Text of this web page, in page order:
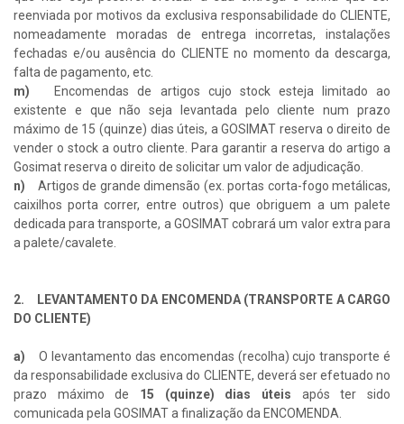
reenviada por motivos da exclusiva responsabilidade do CLIENTE,
nomeadamente moradas de entrega incorretas, instalações
fechadas e/ou ausência do CLIENTE no momento da descarga,
falta de pagamento, etc.
m)
Encomendas de artigos cujo stock esteja limitado ao
existente e que não seja levantada pelo cliente num prazo
máximo de 15 (quinze) dias úteis, a GOSIMAT reserva o direito de
vender o stock a outro cliente. Para garantir a reserva do artigo a
Gosimat reserva o direito de solicitar um valor de adjudicação.
n) Artigos de grande dimensão (ex. portas corta-fogo metálicas,
caixilhos porta correr, entre outros) que obriguem a um palete
dedicada para transporte, a GOSIMAT cobrará um valor extra para
a palete/cavalete.
2. LEVANTAMENTO DA ENCOMENDA (TRANSPORTE A CARGO
DO CLIENTE)
a)O levantamento das encomendas (recolha) cujo transporte é
da responsabilidade exclusiva do CLIENTE, deverá ser efetuado no
prazo máximo de 15 (quinze) dias úteis após ter sido
comunicada pela GOSIMAT a finalização da ENCOMENDA.